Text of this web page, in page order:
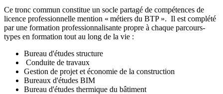
Ce tronc commun constitue un socle partagé de compétences de
licence professionnelle mention « métiers du BTP ». Il est complété
par une formation professionnalisante propre à chaque parcours-
types en formation tout au long de la vie :
Bureau d'études structure
Conduite de travaux
Gestion de projet et économie de la construction
Bureaux d'études BIM
Bureau d'études thermique du bâtiment